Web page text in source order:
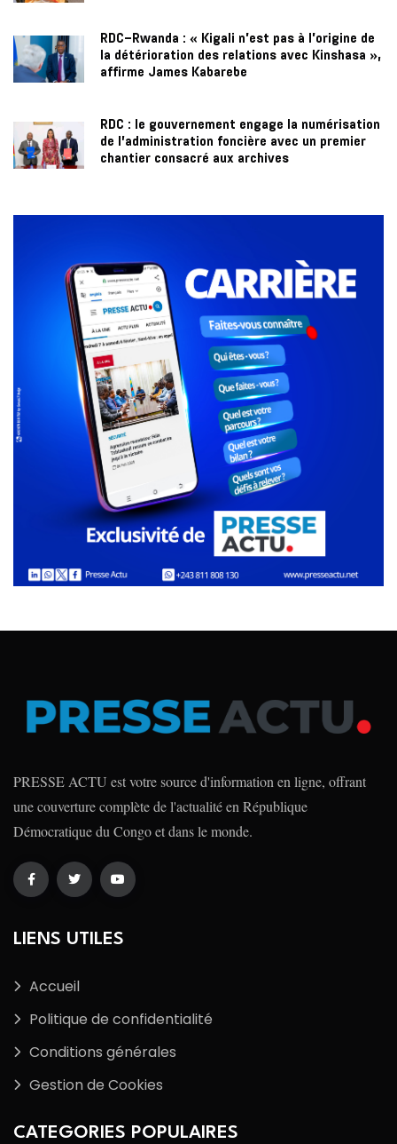
RDC–Rwanda : « Kigali n'est pas à l'origine de
la détérioration des relations avec Kinshasa »,
affirme James Kabarebe
RDC : le gouvernement engage la numérisation
de l’administration foncière avec un premier
chantier consacré aux archives
PRESSE ACTU est votre source d'information en ligne, offrant
une couverture complète de l'actualité en République
Démocratique du Congo et dans le monde.
LIENS UTILES
Accueil
Politique de confidentialité
Conditions générales
Gestion de Cookies
CATEGORIES POPULAIRES